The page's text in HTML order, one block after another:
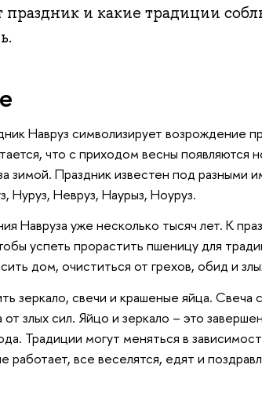
праздник и какие традиции
Навруз символизирует возрождение
что с приходом весны появляются
зимой. Праздник известен под разными
Нуруз, Невруз, Наурыз, Ноуруз.
Навруза уже несколько тысяч лет. К
успеть прорастить пшеницу для
дом, очиститься от грехов, обид и
зеркало, свечи и крашеные яйца. Свеча
злых сил. Яйцо и зеркало – это
Традиции могут меняться в
работает, все веселятся, едят и